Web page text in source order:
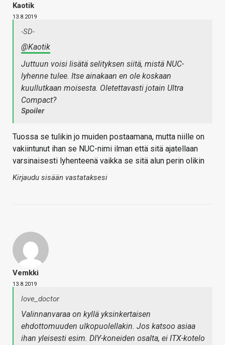
Kaotik
13.8.2019
-SD-
@Kaotik
Juttuun voisi lisätä selityksen siitä, mistä NUC-
lyhenne tulee. Itse ainakaan en ole koskaan
kuullutkaan moisesta. Oletettavasti jotain Ultra
Compact?
Spoiler
Tuossa se tulikin jo muiden postaamana, mutta niille on
vakiintunut ihan se NUC-nimi ilman että sitä ajatellaan
varsinaisesti lyhenteenä vaikka se sitä alun perin olikin
Kirjaudu sisään vastataksesi
Vemkki
13.8.2019
love_doctor
Valinnanvaraa on kyllä yksinkertaisen
ehdottomuuden ulkopuolellakin. Jos katsoo asiaa
ihan yleisesti esim. DIY-koneiden osalta, ei ITX-kotelo